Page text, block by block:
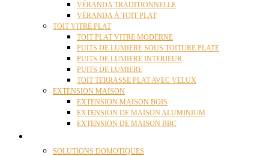
VÉRANDA TRADITIONNELLE
VÉRANDA À TOIT PLAT
TOIT VITRÉ PLAT
TOIT PLAT VITRE MODERNE
PUITS DE LUMIERE SOUS TOITURE PLATE
PUITS DE LUMIERE INTERIEUR
PUITS DE LUMIERE
TOIT TERRASSE PLAT AVEC VELUX
EXTENSION MAISON
EXTENSION MAISON BOIS
EXTENSION DE MAISON ALUMINIUM
EXTENSION DE MAISON BBC
SOLUTIONS DOMOTIQUES